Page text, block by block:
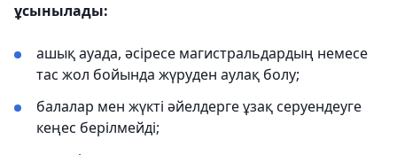
ұсынылады:
ашық ауада, әсіресе магистральдардың немесе
тас жол бойында жүруден аулақ болу;
балалар мен жүкті әйелдерге ұзақ серуендеуге
кеңес берілмейді;